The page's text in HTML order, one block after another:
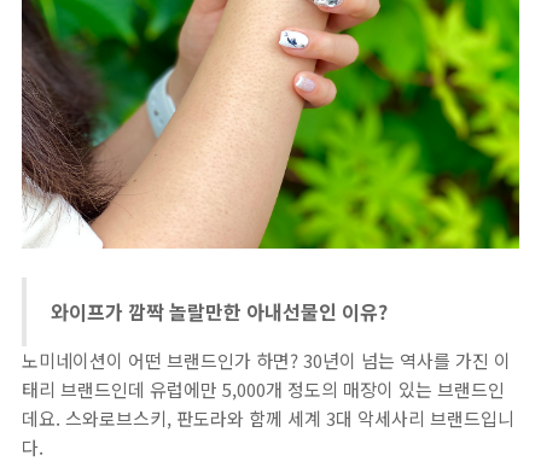
와이프가 깜짝 놀랄만한 아내선물인 이유?
노미네이션이 어떤 브랜드인가 하면? 30년이 넘는 역사를 가진 이
태리 브랜드인데 유럽에만 5,000개 정도의 매장이 있는 브랜드인
데요. 스와로브스키, 판도라와 함께 세계 3대 악세사리 브랜드입니
다.